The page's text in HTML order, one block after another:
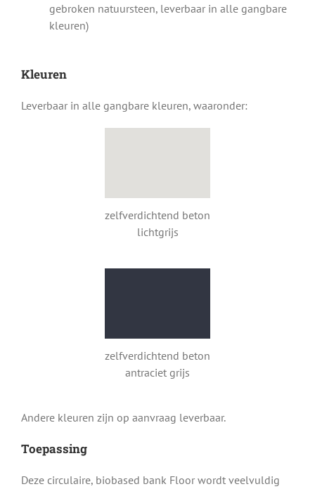
gebroken natuursteen, leverbaar in alle gangbare
kleuren)
Kleuren
Leverbaar in alle gangbare kleuren, waaronder:
zelfverdichtend beton
lichtgrijs
zelfverdichtend beton
antraciet grijs
Andere kleuren zijn op aanvraag leverbaar.
Toepassing
Deze circulaire, biobased bank Floor wordt veelvuldig